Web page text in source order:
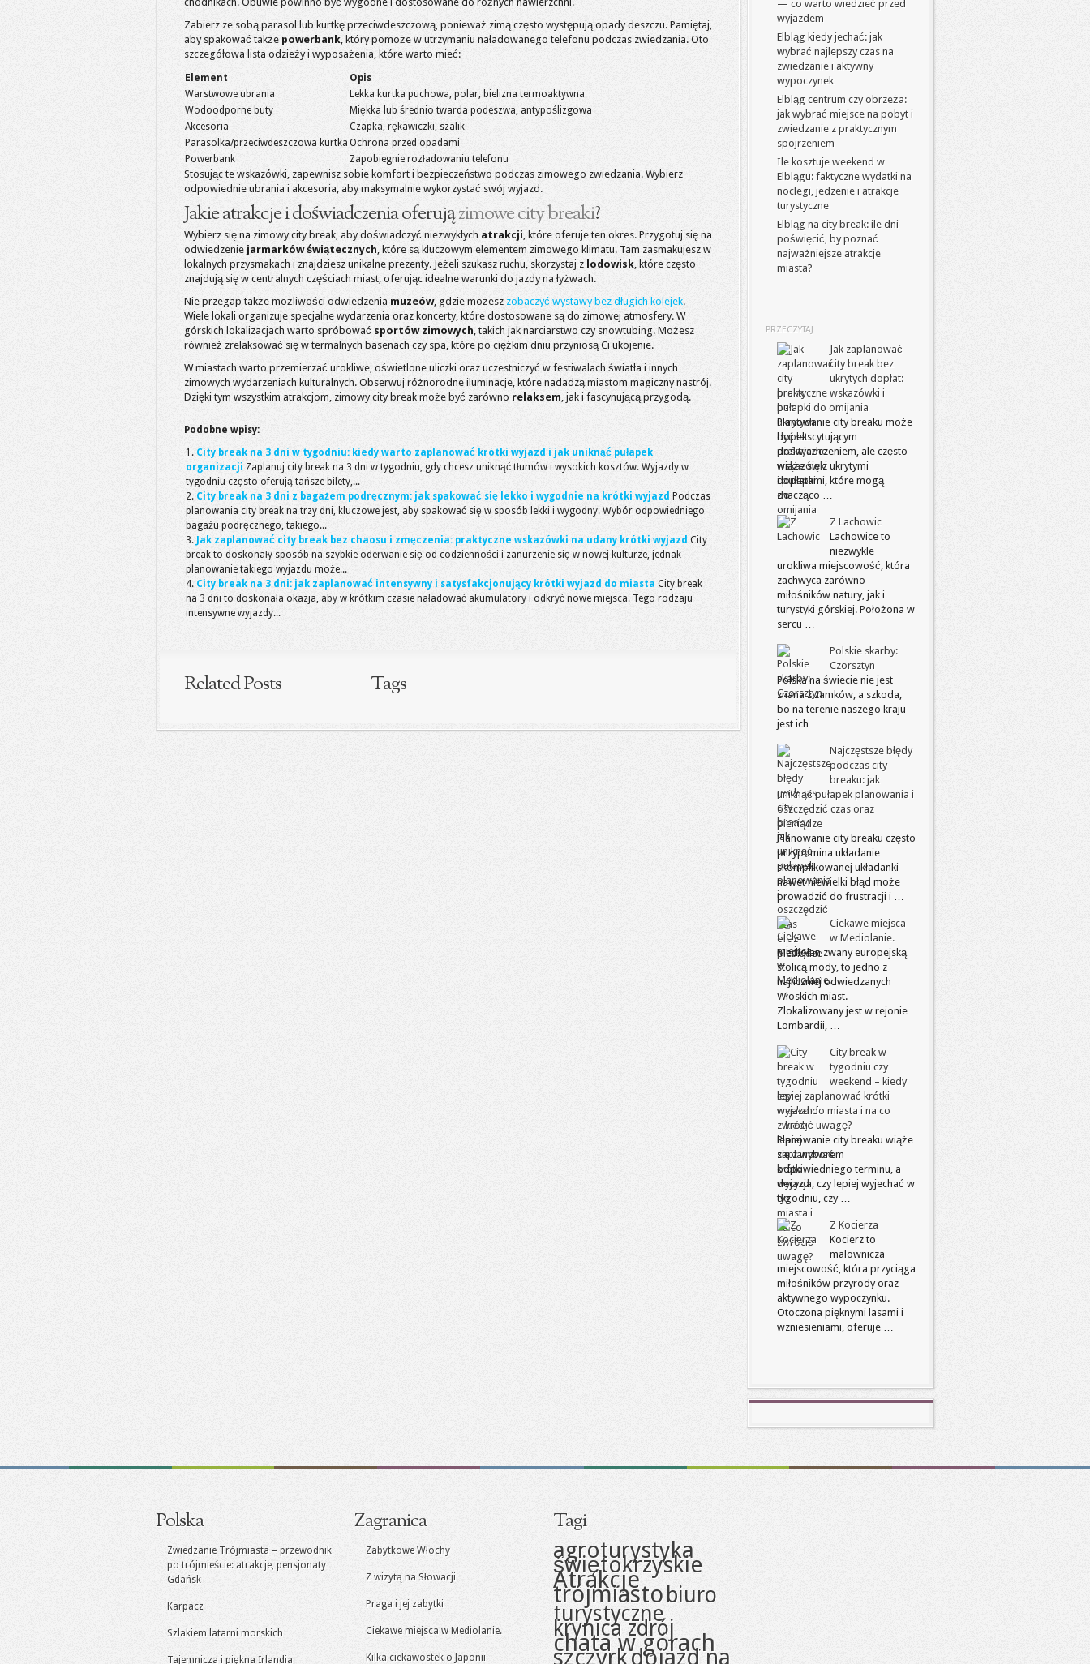
Zabierz ze sobą parasol lub kurtkę przeciwdeszczową, ponieważ zimą często występują opady deszczu. Pamiętaj,
aby spakować także powerbank, który pomoże w utrzymaniu naładowanego telefonu podczas zwiedzania. Oto
szczegółowa lista odzieży i wyposażenia, które warto mieć:
Element
Opis
Warstwowe ubrania
Lekka kurtka puchowa, polar, bielizna termoaktywna
Wodoodporne buty
Miękka lub średnio twarda podeszwa, antypoślizgowa
Akcesoria
Czapka, rękawiczki, szalik
Parasolka/przeciwdeszczowa kurtka Ochrona przed opadami
Powerbank
Zapobiegnie rozładowaniu telefonu
Stosując te wskazówki, zapewnisz sobie komfort i bezpieczeństwo podczas zimowego zwiedzania. Wybierz
odpowiednie ubrania i akcesoria, aby maksymalnie wykorzystać swój wyjazd.
Jakie atrakcje i doświadczenia oferujązimowe city breaki?
Wybierz się na zimowy city break, aby doświadczyć niezwykłych atrakcji, które oferuje ten okres. Przygotuj się na
odwiedzenie jarmarków świątecznych, które są kluczowym elementem zimowego klimatu. Tam zasmakujesz w
lokalnych przysmakach i znajdziesz unikalne prezenty. Jeżeli szukasz ruchu, skorzystaj z lodowisk, które często
znajdują się w centralnych częściach miast, oferując idealne warunki do jazdy na łyżwach.
Nie przegap także możliwości odwiedzenia muzeów, gdzie możesz zobaczyć wystawy bez długich kolejek.
Wiele lokali organizuje specjalne wydarzenia oraz koncerty, które dostosowane są do zimowej atmosfery. W
górskich lokalizacjach warto spróbować sportów zimowych, takich jak narciarstwo czy snowtubing. Możesz
również zrelaksować się w termalnych basenach czy spa, które po ciężkim dniu przyniosą Ci ukojenie.
W miastach warto przemierzać urokliwe, oświetlone uliczki oraz uczestniczyć w festiwalach światła i innych
zimowych wydarzeniach kulturalnych. Obserwuj różnorodne iluminacje, które nadadzą miastom magiczny nastrój.
Dzięki tym wszystkim atrakcjom, zimowy city break może być zarówno relaksem, jak i fascynującą przygodą.
Podobne wpisy:
City break na 3 dni w tygodniu: kiedy warto zaplanować krótki wyjazd i jak uniknąć pułapek
organizacji Zaplanuj city break na 3 dni w tygodniu, gdy chcesz uniknąć tłumów i wysokich kosztów. Wyjazdy w
tygodniu często oferują tańsze bilety,...
City break na 3 dni z bagażem podręcznym: jak spakować się lekko i wygodnie na krótki wyjazd Podczas
planowania city break na trzy dni, kluczowe jest, aby spakować się w sposób lekki i wygodny. Wybór odpowiedniego
bagażu podręcznego, takiego...
Jak zaplanować city break bez chaosu i zmęczenia: praktyczne wskazówki na udany krótki wyjazd City
break to doskonały sposób na szybkie oderwanie się od codzienności i zanurzenie się w nowej kulturze, jednak
planowanie takiego wyjazdu może...
City break na 3 dni: jak zaplanować intensywny i satysfakcjonujący krótki wyjazd do miasta City break
na 3 dni to doskonała okazja, aby w krótkim czasie naładować akumulatory i odkryć nowe miejsca. Tego rodzaju
intensywne wyjazdy...
Related Posts Tags
— co warto wiedzieć przed
wyjazdem
Elbląg kiedy jechać: jak
wybrać najlepszy czas na
zwiedzanie i aktywny
wypoczynek
Elbląg centrum czy obrzeża:
jak wybrać miejsce na pobyt i
zwiedzanie z praktycznym
spojrzeniem
Ile kosztuje weekend w
Elblągu: faktyczne wydatki na
noclegi, jedzenie i atrakcje
turystyczne
Elbląg na city break: ile dni
poświęcić, by poznać
najważniejsze atrakcje
miasta?
PRZECZYTAJ
Jak zaplanować
city break bez
ukrytych dopłat:
praktyczne wskazówki i
pułapki do omijania
Planowanie city breaku może
być ekscytującym
doświadczeniem, ale często
wiąże się z ukrytymi
dopłatami, które mogą
znacząco …
Z Lachowic
Lachowice to
niezwykle
urokliwa miejscowość, która
zachwyca zarówno
miłośników natury, jak i
turystyki górskiej. Położona w
sercu …
Polskie skarby:
Czorsztyn
Polska na świecie nie jest
znana z zamków, a szkoda,
bo na terenie naszego kraju
jest ich …
Najczęstsze błędy
podczas city
breaku: jak
uniknąć pułapek planowania i
oszczędzić czas oraz
pieniądze
Planowanie city breaku często
przypomina układanie
skomplikowanej układanki –
nawet niewielki błąd może
prowadzić do frustracji i …
Ciekawe miejsca
w Mediolanie.
Mediolan zwany europejską
stolicą mody, to jedno z
najliczniej odwiedzanych
Włoskich miast.
Zlokalizowany jest w rejonie
Lombardii, …
City break w
tygodniu czy
weekend – kiedy
lepiej zaplanować krótki
wyjazd do miasta i na co
zwrócić uwagę?
Planowanie city breaku wiąże
się z wyborem
odpowiedniego terminu, a
decyzja, czy lepiej wyjechać w
tygodniu, czy …
Z Kocierza
Kocierz to
malownicza
miejscowość, która przyciąga
miłośników przyrody oraz
aktywnego wypoczynku.
Otoczona pięknymi lasami i
wzniesieniami, oferuje …
Polska
Zwiedzanie Trójmiasta – przewodnik
po trójmieście: atrakcje, pensjonaty
Gdańsk
Karpacz
Szlakiem latarni morskich
Tajemnicza i piękna Irlandia
Zagranica
Zabytkowe Włochy
Z wizytą na Słowacji
Praga i jej zabytki
Ciekawe miejsca w Mediolanie.
Kilka ciekawostek o Japonii
Tagi
agroturystyka
świętokrzyskie
Atrakcje
trójmiasto biuro
turystyczne
krynica zdrój
chata w górach
szczyrkdojazd na